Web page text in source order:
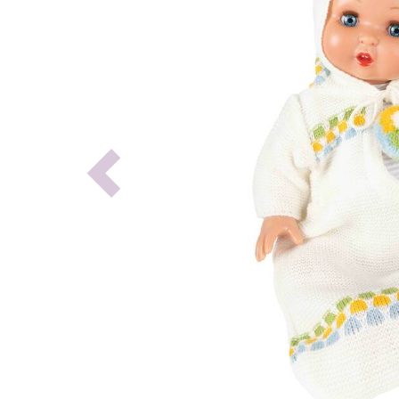
Previous